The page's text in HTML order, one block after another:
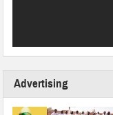
Advertising